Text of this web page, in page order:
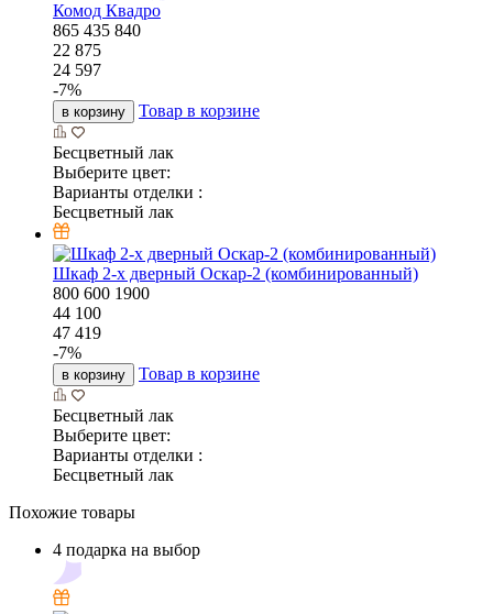
Комод Квадро
865 435 840
22 875
24 597
-7%
в корзину Товар в корзине
Бесцветный лак
Выберите цвет:
Варианты отделки :
Бесцветный лак
Шкаф 2-х дверный Оскар-2 (комбинированный)
800 600 1900
44 100
47 419
-7%
в корзину Товар в корзине
Бесцветный лак
Выберите цвет:
Варианты отделки :
Бесцветный лак
Похожие товары
4 подарка на выбор